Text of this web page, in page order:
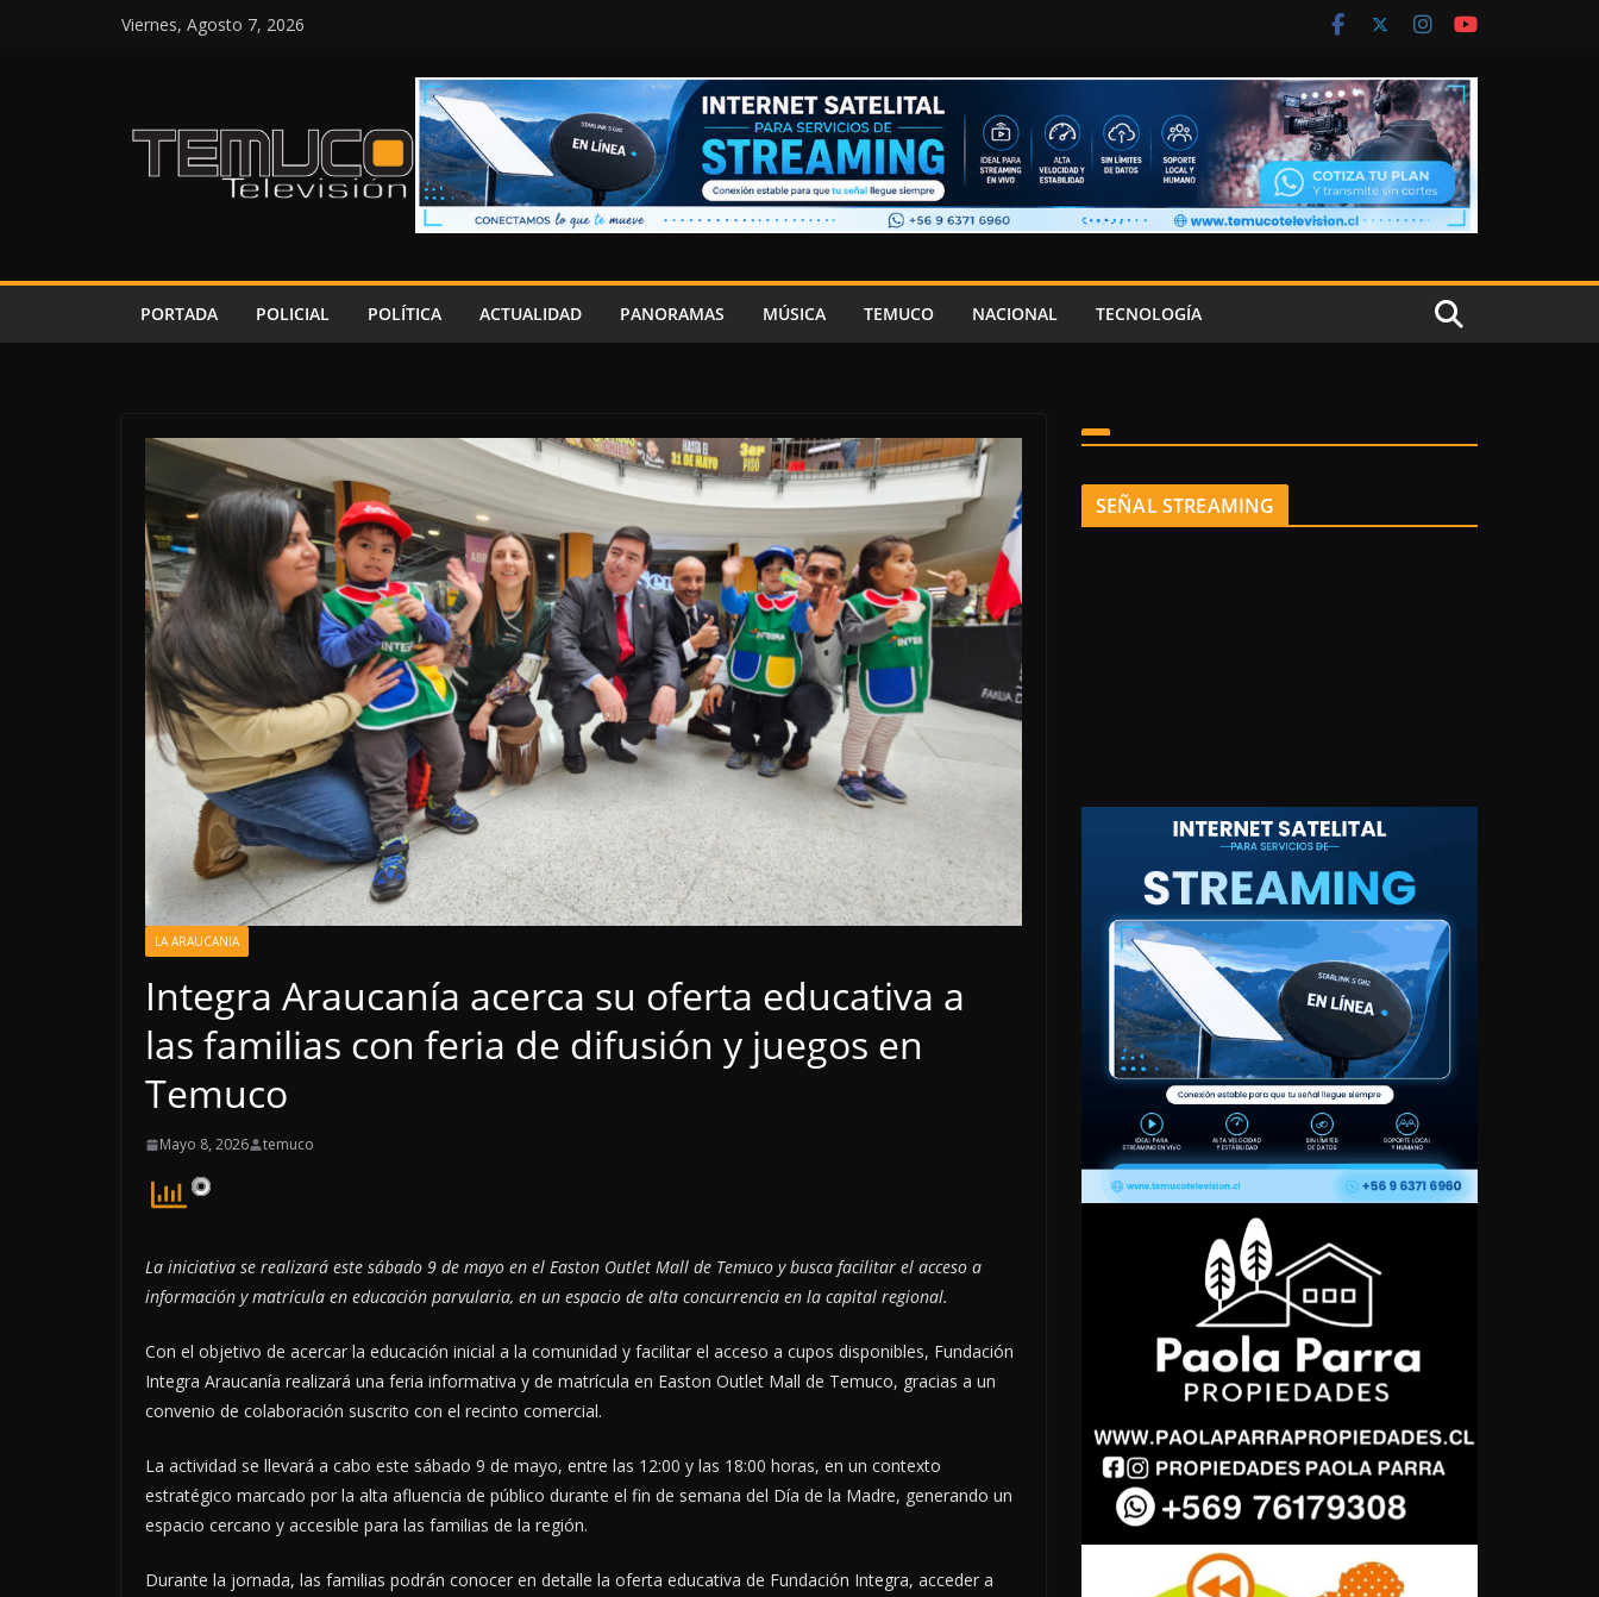
Viernes, Agosto 7, 2026
PORTADA POLICIAL POLÍTICA ACTUALIDAD PANORAMAS MÚSICA TEMUCO NACIONAL TECNOLOGÍA
LA ARAUCANIA
Integra Araucanía acerca su oferta educativa a
las familias con feria de difusión y juegos en
Temuco
Mayo 8, 2026 temuco
La iniciativa se realizará este sábado 9 de mayo en el Easton Outlet Mall de Temuco y busca facilitar el acceso a
información y matrícula en educación parvularia, en un espacio de alta concurrencia en la capital regional.
Con el objetivo de acercar la educación inicial a la comunidad y facilitar el acceso a cupos disponibles, Fundación
Integra Araucanía realizará una feria informativa y de matrícula en Easton Outlet Mall de Temuco, gracias a un
convenio de colaboración suscrito con el recinto comercial.
La actividad se llevará a cabo este sábado 9 de mayo, entre las 12:00 y las 18:00 horas, en un contexto
estratégico marcado por la alta afluencia de público durante el fin de semana del Día de la Madre, generando un
espacio cercano y accesible para las familias de la región.
Durante la jornada, las familias podrán conocer en detalle la oferta educativa de Fundación Integra, acceder a
SEÑAL STREAMING